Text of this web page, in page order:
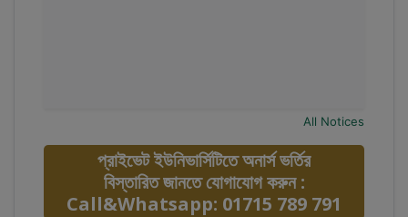
All Notices
প্রাইভেট ইউনিভার্সিটিতে অনার্স ভর্তির
বিস্তারিত জানতে যোগাযোগ করুন :
Call&Whatsapp: 01715 789 791